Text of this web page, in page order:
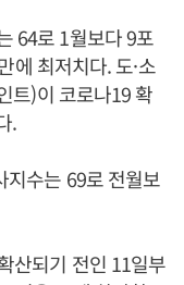
64로 1월보다 9포
에 최저치다. 도·소
트)이 코로나19 확
.
지수는 69로 전월보
산되기 전인 11일부